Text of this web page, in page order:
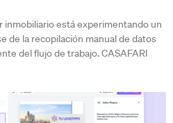
inmobiliario está experimentando un
de la recopilación manual de datos
del flujo de trabajo. CASAFARI